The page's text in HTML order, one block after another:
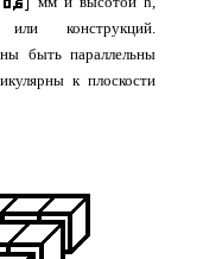
конструкций.
быть параллельны
к плоскости